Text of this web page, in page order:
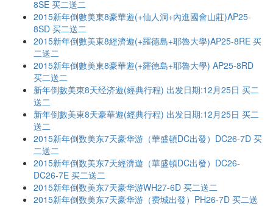
8SE 买二送二
2015新年倒數美東8豪華遊(+仙人洞+內進國會山莊)AP25-
8SD 买二送二
2015新年倒數美東8經濟遊(+羅德島+耶魯大學)AP25-8RE 买
二送二
2015新年倒數美東8豪華遊(+羅德島+耶魯大學) AP25-8RD
买二送二
新年倒數美東8天经济遊(經典行程) 出发日期:12月25日 买二
送二
新年倒數美東8天豪華遊(經典行程) 出发日期:12月25日 买二
送二
2015新年倒数美东7天豪华游（華盛頓DC出發）DC26-7D 买
二送二
2015新年倒数美东7天經濟遊（華盛頓DC出發）DC26-
DC26-7E 买二送二
2015新年倒数美东7天豪华游WH27-6D 买二送二
2015新年倒数美东7天豪华游（费城出發）PH26-7D 买二送